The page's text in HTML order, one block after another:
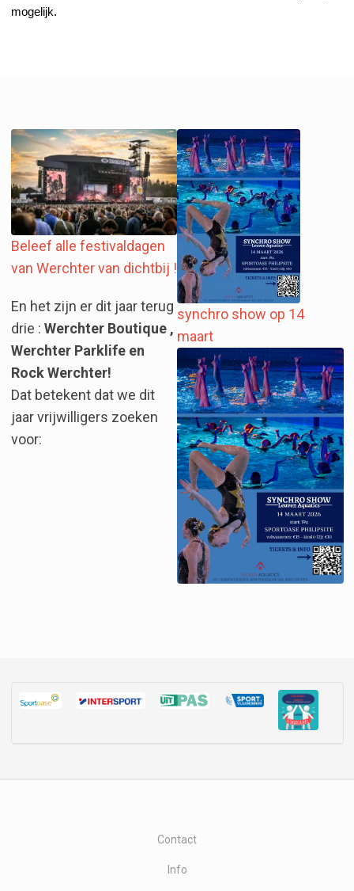
mogelijk.
Beleef alle festivaldagen
van Werchter van dichtbij !
En het zijn er dit jaar terug
drie : Werchter Boutique ,
Werchter Parklife en
Rock Werchter!
Dat betekent dat we dit
jaar vrijwilligers zoeken
voor:
synchro show op 14
maart
Contact
Info